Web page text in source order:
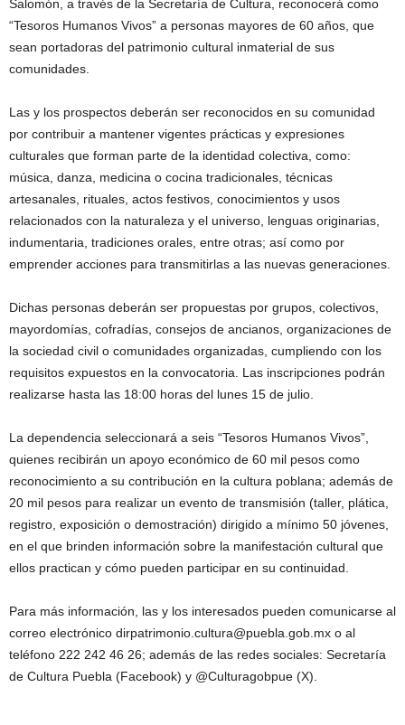
Salomón, a través de la Secretaría de Cultura, reconocerá como
“Tesoros Humanos Vivos” a personas mayores de 60 años, que
sean portadoras del patrimonio cultural inmaterial de sus
comunidades.
Las y los prospectos deberán ser reconocidos en su comunidad
por contribuir a mantener vigentes prácticas y expresiones
culturales que forman parte de la identidad colectiva, como:
música, danza, medicina o cocina tradicionales, técnicas
artesanales, rituales, actos festivos, conocimientos y usos
relacionados con la naturaleza y el universo, lenguas originarias,
indumentaria, tradiciones orales, entre otras; así como por
emprender acciones para transmitirlas a las nuevas generaciones.
Dichas personas deberán ser propuestas por grupos, colectivos,
mayordomías, cofradías, consejos de ancianos, organizaciones de
la sociedad civil o comunidades organizadas, cumpliendo con los
requisitos expuestos en la convocatoria. Las inscripciones podrán
realizarse hasta las 18:00 horas del lunes 15 de julio.
La dependencia seleccionará a seis “Tesoros Humanos Vivos”,
quienes recibirán un apoyo económico de 60 mil pesos como
reconocimiento a su contribución en la cultura poblana; además de
20 mil pesos para realizar un evento de transmisión (taller, plática,
registro, exposición o demostración) dirigido a mínimo 50 jóvenes,
en el que brinden información sobre la manifestación cultural que
ellos practican y cómo pueden participar en su continuidad.
Para más información, las y los interesados pueden comunicarse al
correo electrónico dirpatrimonio.cultura@puebla.gob.mx o al
teléfono 222 242 46 26; además de las redes sociales: Secretaría
de Cultura Puebla (Facebook) y @Culturagobpue (X).